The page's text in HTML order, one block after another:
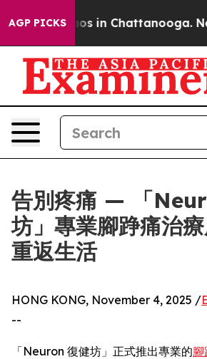
AGP PICKS
Chaos in Chattanooga.
告別疼痛 — 「
坊」專業腳踭痛治
重返生活
HONG KONG, November 4, 2025 /
--
「Neuron 復健坊」正式推出專業的腳